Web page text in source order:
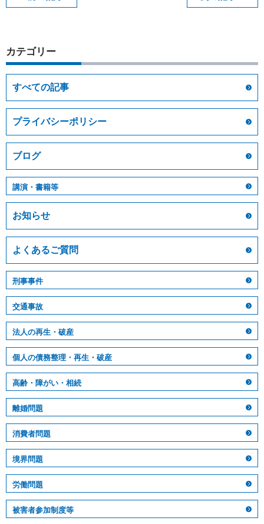
カテゴリー
すべての記事
プライバシーポリシー
ブログ
講演・書籍等
お知らせ
よくあるご質問
刑事事件
交通事故
法人の再生・破産
個人の債務整理・再生・破産
高齢・障がい・相続
離婚問題
消費者問題
境界問題
労働問題
被害者参加制度等